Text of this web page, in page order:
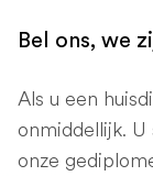
Bel ons, we
Als u een
onmiddellijk.
onze